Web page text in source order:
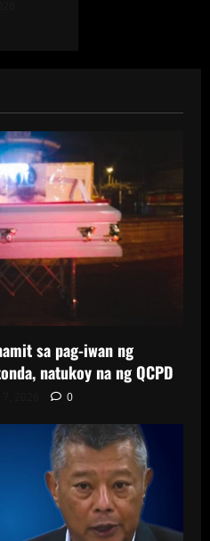
sa pag-iwan ng
natukoy na ng QCPD
0